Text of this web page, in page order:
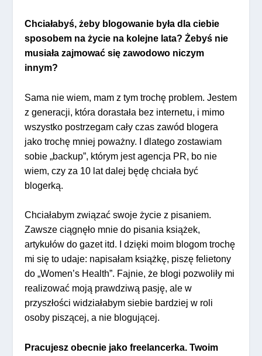
Chciałabyś, żeby blogowanie była dla ciebie
sposobem na życie na kolejne lata? Żebyś nie
musiała zajmować się zawodowo niczym
innym?
Sama nie wiem, mam z tym trochę problem. Jestem
z generacji, która dorastała bez internetu, i mimo
wszystko postrzegam cały czas zawód blogera
jako trochę mniej poważny. I dlatego zostawiam
sobie „backup”, którym jest agencja PR, bo nie
wiem, czy za 10 lat dalej będę chciała być
blogerką.
Chciałabym związać swoje życie z pisaniem.
Zawsze ciągnęło mnie do pisania książek,
artykułów do gazet itd. I dzięki moim blogom trochę
mi się to udaje: napisałam książkę, piszę felietony
do „Women’s Health”. Fajnie, że blogi pozwoliły mi
realizować moją prawdziwą pasję, ale w
przyszłości widziałabym siebie bardziej w roli
osoby piszącej, a nie blogującej.
Pracujesz obecnie jako freelancerka. Twoim